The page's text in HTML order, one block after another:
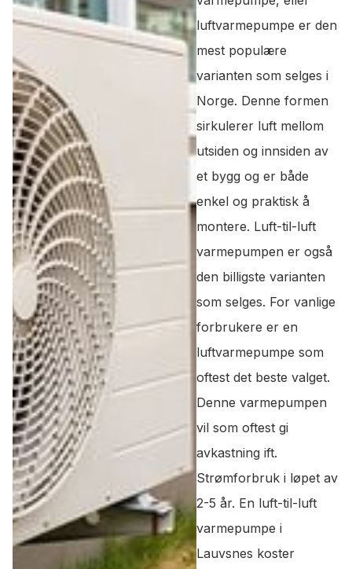
luftvarmepumpe er den
mest populære
varianten som selges i
Norge. Denne formen
sirkulerer luft mellom
utsiden og innsiden av
et bygg og er både
enkel og praktisk å
montere. Luft-til-luft
varmepumpen er også
den billigste varianten
som selges. For vanlige
forbrukere er en
luftvarmepumpe som
oftest det beste valget.
Denne varmepumpen
vil som oftest gi
avkastning ift.
Strømforbruk i løpet av
2-5 år. En luft-til-luft
varmepumpe i
Lauvsnes koster